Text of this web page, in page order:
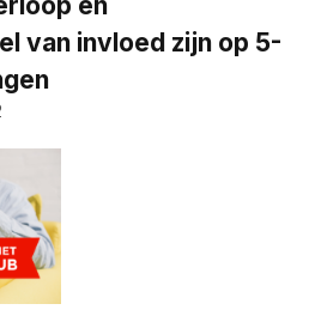
van invloed zijn op 5-